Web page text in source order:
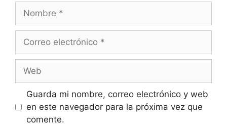
Guarda mi nombre, correo electrónico y web
en este navegador para la próxima vez que
comente.